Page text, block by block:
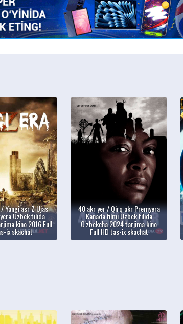
Yangi asr Z Ujas
Uzbek tilida
kino 2016 Full
ix skachat
40 akr yer / Qirq akr Premyera
Kanada filmi Uzbek tilida
O'zbekcha 2024 tarjima kino
Full HD tas-ix skachat